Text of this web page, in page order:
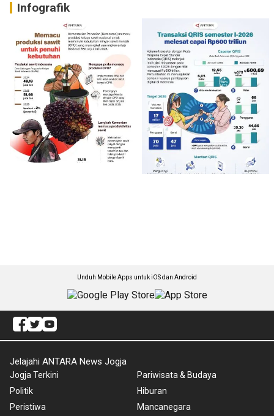
Infografik
Unduh Mobile Apps untuk iOS dan Android
Jelajahi ANTARA News Jogja
Jogja Terkini
Politik
Peristiwa
Pariwisata & Budaya
Hiburan
Mancanegara